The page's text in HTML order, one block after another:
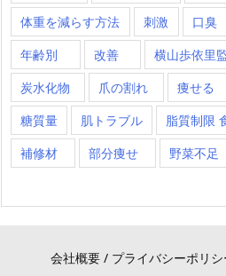
体重を減らす方法
刺激 口臭
年齢別
改善 横山歩依里
炭水化物
爪の割れ 痩せる
糖質量
肌トラブル 脂質制限
補修材
部分痩せ 野菜不足
会社概要 / プライバシーポリシ